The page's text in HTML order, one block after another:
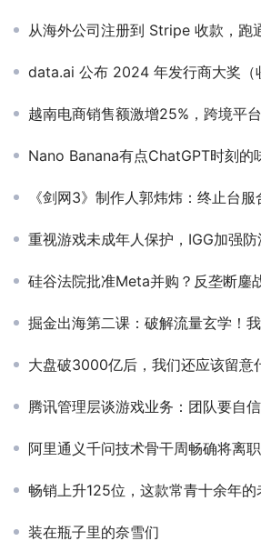
从海外公司注册到 Stripe 收款，跑通了出海收
data.ai 公布 2024 年发行商大奖（
越南电商销售额激增25%，跨境平
Nano Banana有点ChatGPT时刻的
《剑网3》制作人郭炜炜：终止台服合作！ 一
重视游戏未成年人保护，IGG加强
硅谷法院批准Meta并购？反垄断鏖
掘金出海第二课：破解流量玄学！我们找到
大盘破3000亿后，我们还应该留意
腾讯管理层谈游戏业务：团队要自
阿里通义千问技术骨干周畅确将离
畅销上升125位，这款常青十余年的
装在瓶子里的奈雪们